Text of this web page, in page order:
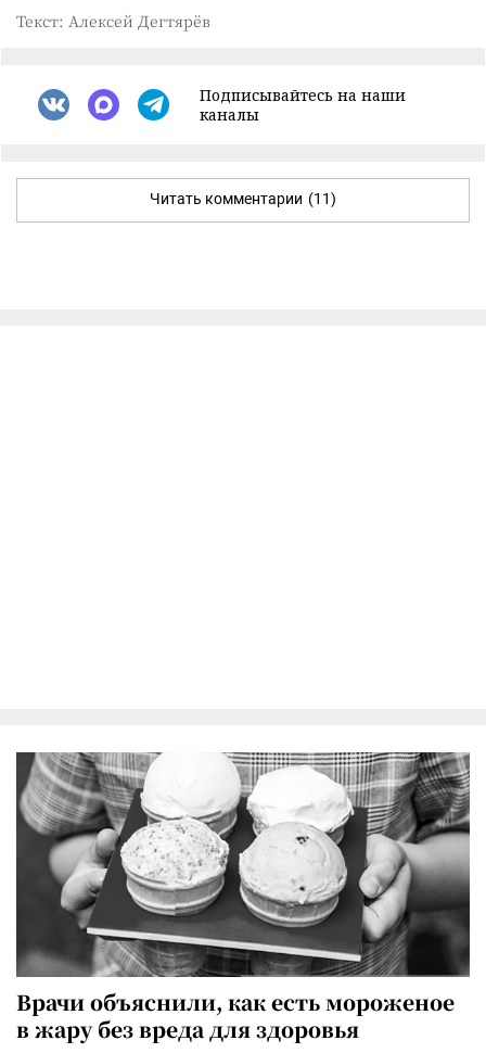
Текст: Алексей Дегтярёв
Подписывайтесь на наши
каналы
Читать комментарии (11)
Врачи объяснили, как есть мороженое
в жару без вреда для здоровья